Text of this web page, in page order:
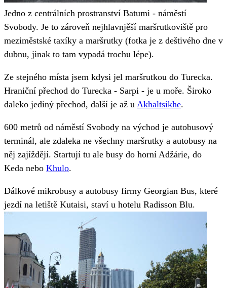
Jedno z centrálních prostranství Batumi - náměstí
Svobody. Je to zároveň nejhlavnjěší maršrutkoviště pro
meziměstské taxíky a maršrutky (fotka je z deštivého dne v
dubnu, jinak to tam vypadá trochu lépe).
Ze stejného místa jsem kdysi jel maršrutkou do Turecka.
Hraniční přechod do Turecka - Sarpi - je u moře. Široko
daleko jediný přechod, další je až u Akhaltsikhe.
600 metrů od náměstí Svobody na východ je autobusový
terminál, ale zdaleka ne všechny maršrutky a autobusy na
něj zajíždějí. Startují tu ale busy do horní Adžárie, do
Keda nebo Khulo.
Dálkové mikrobusy a autobusy firmy Georgian Bus, které
jezdí na letiště Kutaisi, staví u hotelu Radisson Blu.